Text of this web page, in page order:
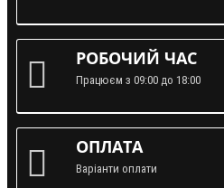
РОБОЧИЙ ЧАС
Працюєм з 09:00 до 18:00
ОПЛАТА
Варіанти оплати